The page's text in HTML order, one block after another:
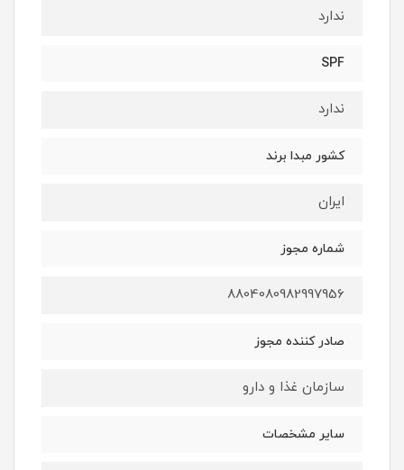
ندارد
SPF
ندارد
کشور مبدا برند
ایران
شماره مجوز
8804080982997956
صادر کننده مجوز
سازمان غذا و دارو
سایر مشخصات